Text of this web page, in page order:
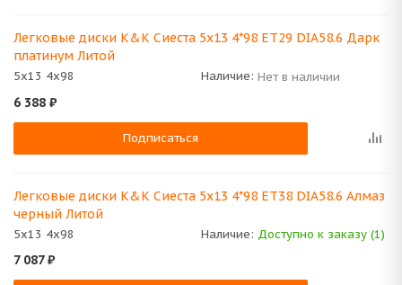
Легковые диски K&K Сиеста 5x13 4*98 ET29 DIA58.6 Дарк
платинум Литой
5x13 4x98 Наличие: Нет в наличии
6 388 ₽
Подписаться
Легковые диски K&K Сиеста 5x13 4*98 ET38 DIA58.6 Алмаз
черный Литой
5x13 4x98 Наличие: Доступно к заказу (1)
7 087₽